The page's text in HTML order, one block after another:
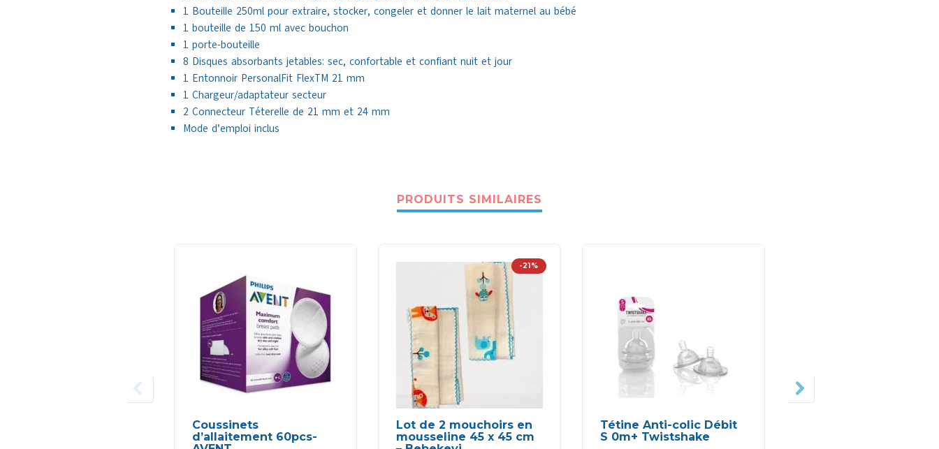
1 Bouteille 250ml pour extraire, stocker, congeler et donner le lait maternel au bébé
1 bouteille de 150 ml avec bouchon
1 porte-bouteille
8 Disques absorbants jetables: sec, confortable et confiant nuit et jour
1 Entonnoir PersonalFit FlexTM 21 mm
1 Chargeur/adaptateur secteur
2 Connecteur Téterelle de 21 mm et 24 mm
Mode d’emploi inclus
PRODUITS SIMILAIRES
Coussinets
d’allaitement 60pcs-
-21%
Lot de 2 mouchoirs en
mousseline 45 x 45 cm
Tétine Anti-colic Débit
S 0m+ Twistshake